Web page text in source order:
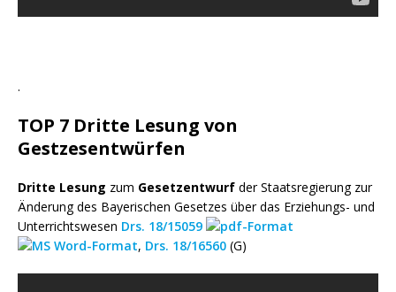
.
TOP 7 Dritte Lesung von
Gestzesentwürfen
Dritte Lesung zum Gesetzentwurf der Staatsregierung zur
Änderung des Bayerischen Gesetzes über das Erziehungs- und
Unterrichtswesen Drs. 18/15059
, Drs. 18/16560 (G)